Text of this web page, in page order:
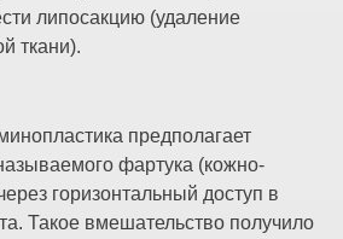
липосакцию (удаление
ткани).
предполагает
фартука (кожно-
горизонтальный доступ в
Такое вмешательство получило